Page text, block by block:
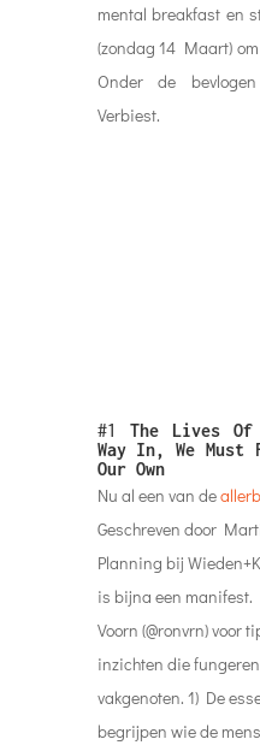
mental breakfast en
(zondag 14 Maart)
Onder de
Verbiest.
#1
The Lives
Way In, We Must
Our Own
Nu al een van de
Geschreven door
Planning bij
is bijna een
Voorn (@ronvrn) voor
inzichten die
vakgenoten. 1) De
begrijpen wie de